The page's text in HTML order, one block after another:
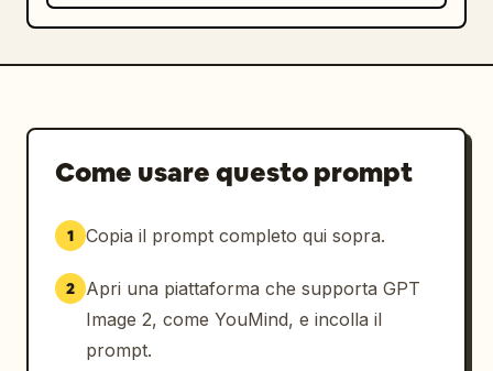
Come usare questo prompt
1 Copia il prompt completo qui sopra.
2
Apri una piattaforma che supporta GPT
Image 2, come YouMind, e incolla il
prompt.